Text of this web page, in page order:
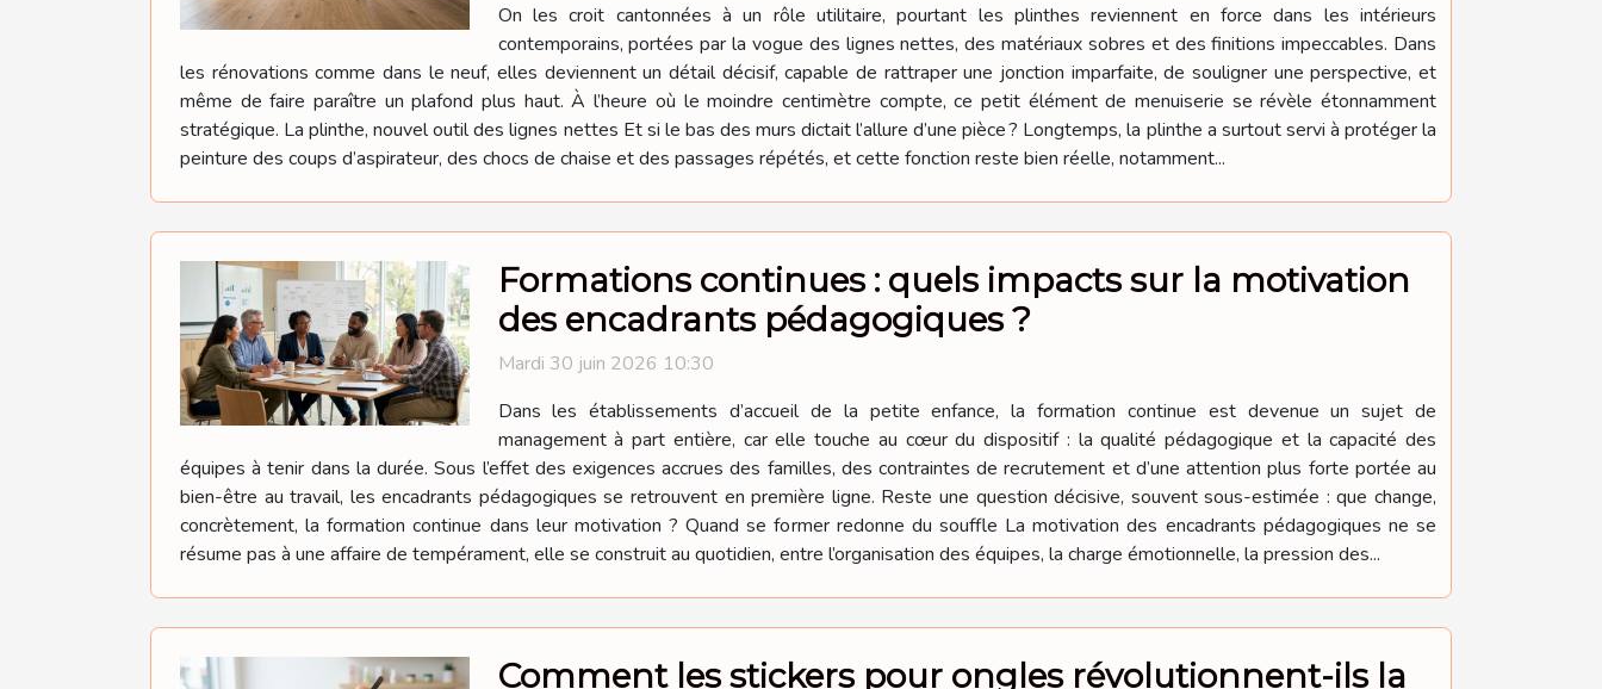
On les croit cantonnées à un rôle utilitaire, pourtant les plinthes reviennent en force dans les intérieurs
contemporains, portées par la vogue des lignes nettes, des matériaux sobres et des finitions impeccables. Dans
les rénovations comme dans le neuf, elles deviennent un détail décisif, capable de rattraper une jonction imparfaite, de souligner une perspective, et
même de faire paraître un plafond plus haut. À l’heure où le moindre centimètre compte, ce petit élément de menuiserie se révèle étonnamment
stratégique. La plinthe, nouvel outil des lignes nettes Et si le bas des murs dictait l’allure d’une pièce ? Longtemps, la plinthe a surtout servi à protéger la
peinture des coups d’aspirateur, des chocs de chaise et des passages répétés, et cette fonction reste bien réelle, notamment...
Formations continues : quels impacts sur la motivation
des encadrants pédagogiques ?
Mardi 30 juin 2026 10:30
Dans les établissements d’accueil de la petite enfance, la formation continue est devenue un sujet de
management à part entière, car elle touche au cœur du dispositif : la qualité pédagogique et la capacité des
équipes à tenir dans la durée. Sous l’effet des exigences accrues des familles, des contraintes de recrutement et d’une attention plus forte portée au
bien-être au travail, les encadrants pédagogiques se retrouvent en première ligne. Reste une question décisive, souvent sous-estimée : que change,
concrètement, la formation continue dans leur motivation ? Quand se former redonne du souffle La motivation des encadrants pédagogiques ne se
résume pas à une affaire de tempérament, elle se construit au quotidien, entre l’organisation des équipes, la charge émotionnelle, la pression des...
Comment les stickers pour ongles révolutionnent-ils la